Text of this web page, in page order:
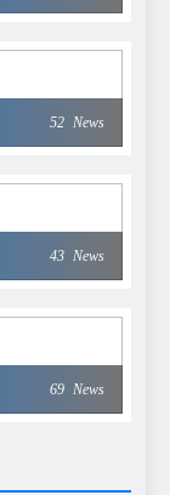
52 News
43 News
69 News